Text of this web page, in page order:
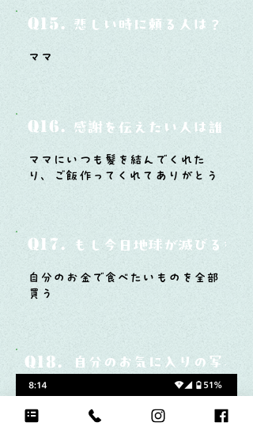
Q15. 悲しい時に頼る人は？
ママ
Q16. 感謝を伝えたい人は誰？
ママにいつも髪を結んでくれた
り、ご飯作ってくれてありがとう
Q17. もし今日地球が滅びるなら
自分のお金で食べたいものを全部
買う
Q18. 自分のお気に入りの写真